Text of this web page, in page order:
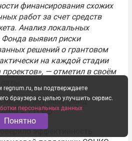
финансирования схожих
работ за счет средств
Анализ локальных
выявил риски
решений о грантовом
на каждой стадии
проектов», — отметил в своём
научный фонд
— СП РФ
эффективность
regnum.ru, вы подтверждаете
браузера с целью улучшить сервис.
персональных данных
Понятно